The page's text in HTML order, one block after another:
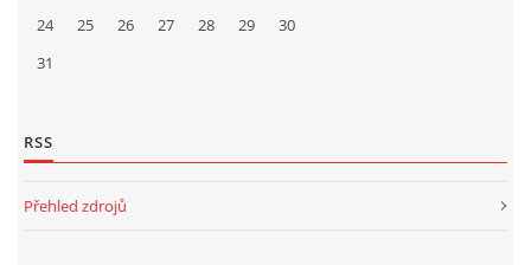
24
25 26 27 28 29
30
31
RSS
Přehled zdrojů